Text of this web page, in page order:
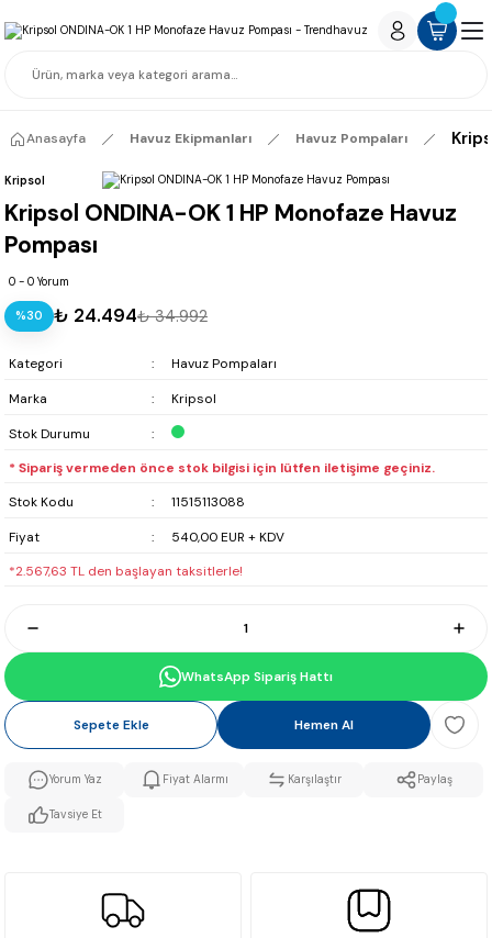
Anasayfa Havuz Ekipmanları Havuz Pompaları
Kripsol
Kripsol ONDINA-OK 1 HP Monofaze Havuz
Pompası
0 - 0 Yorum
%30 ₺ 24.494₺ 34.992
Kategori
Havuz Pompaları
Marka
Kripsol
Stok Durumu
* Sipariş vermeden önce stok bilgisi için lütfen iletişime geçiniz.
Stok Kodu
11515113088
Fiyat
540,00 EUR + KDV
*2.567,63 TL den başlayan taksitlerle!
WhatsApp Sipariş Hattı
Sepete Ekle Hemen Al
Yorum Yaz Fiyat Alarmı Karşılaştır Paylaş
Tavsiye Et